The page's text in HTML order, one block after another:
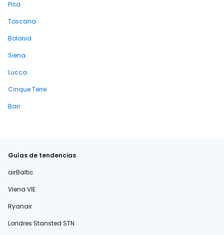
Pisa
Toscana
Bolonia
Siena
Lucca
Cinque Terre
Bari
Guías de tendencias
airBaltic
Viena VIE
Ryanair
Londres Stansted STN